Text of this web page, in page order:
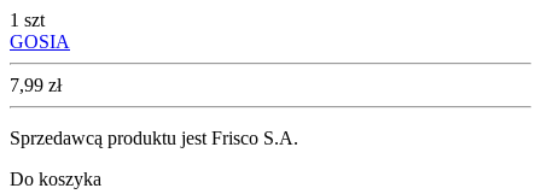
1 szt
GOSIA
Cena
7,99 zł
Sprzedawcą produktu jest Frisco S.A.
Do koszyka